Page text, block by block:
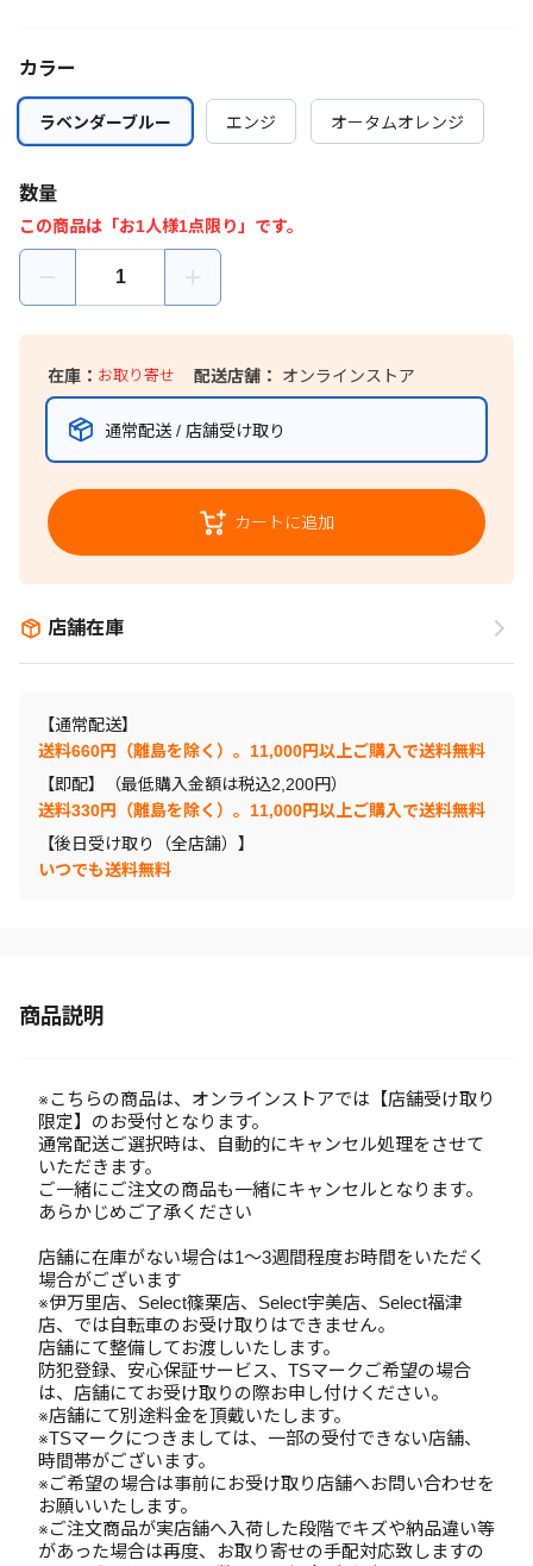
カラー
ラベンダーブルー
ラベンダーブルー エンジ
エンジ オータムオレンジ
オータムオレンジ
数量
この商品は「お1人様1点限り」です。
在庫： お取り寄せ 配送店舗： オンラインストア
通常配送 / 店舗受け取り
カートに追加
店舗在庫
【通常配送】
送料660円（離島を除く）。11,000円以上ご購入で送料無料
【即配】（最低購入金額は税込2,200円）
送料330円（離島を除く）。11,000円以上ご購入で送料無料
【後日受け取り（全店舗）】
いつでも送料無料
商品説明
※こちらの商品は、オンラインストアでは【店舗受け取り
限定】のお受付となります。
通常配送ご選択時は、自動的にキャンセル処理をさせて
いただきます。
ご一緒にご注文の商品も一緒にキャンセルとなります。
あらかじめご了承ください
店舗に在庫がない場合は1～3週間程度お時間をいただく
場合がございます
※伊万里店、Select篠栗店、Select宇美店、Select福津
店、では自転車のお受け取りはできません。
店舗にて整備してお渡しいたします。
防犯登録、安心保証サービス、TSマークご希望の場合
は、店舗にてお受け取りの際お申し付けください。
※店舗にて別途料金を頂戴いたします。
※TSマークにつきましては、一部の受付できない店舗、
時間帯がございます。
※ご希望の場合は事前にお受け取り店舗へお問い合わせを
お願いいたします。
※ご注文商品が実店舗へ入荷した段階でキズや納品違い等
があった場合は再度、お取り寄せの手配対応致しますの